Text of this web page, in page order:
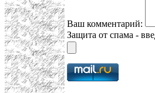
Ваш комментарий:
Защита от спама -